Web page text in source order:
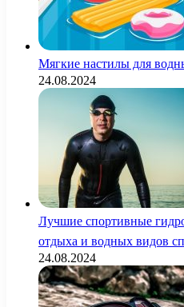
Мягкие настилы для
24.08.2024
Лучшие спортивные
отдыха и водных видов
24.08.2024